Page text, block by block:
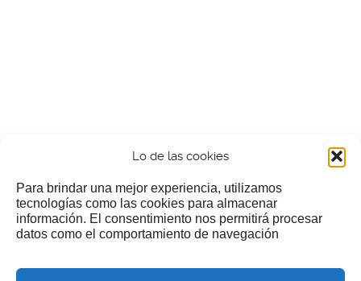
Lo de las cookies
Para brindar una mejor experiencia, utilizamos
tecnologías como las cookies para almacenar
información. El consentimiento nos permitirá procesar
datos como el comportamiento de navegación
¿Nos invitas a un cafecillo?
Si te gusta nuestra web puedes echar limosna a estos